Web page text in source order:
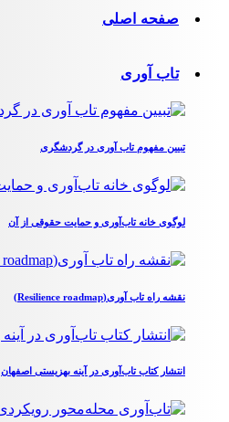
صفحه اصلی
تاب آوری
تبیین مفهوم تاب آوری در گردشگری
لوگوی خانه تاب‌آوری و حمایت حقوقی از آن
نقشه راه تاب آوری(Resilience roadmap)
انتشار کتاب تاب‌آوری در آینه بهزیستی اصفهان